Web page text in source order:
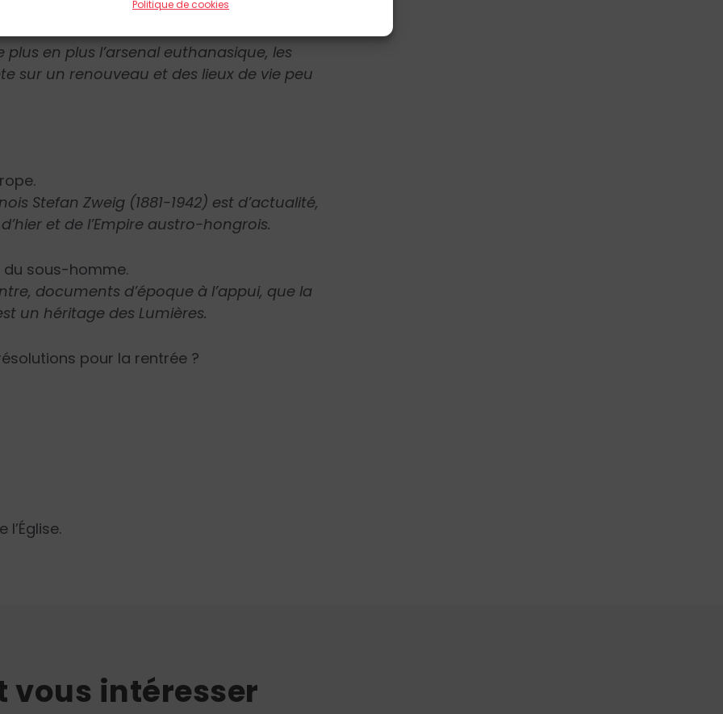
Politique de cookies
en plus l’arsenal euthanasique, les
sur un renouveau et des lieux de vie peu
Stefan Zweig (1881-1942) est d’actualité,
et de l’Empire austro-hongrois.
du sous-homme.
documents d’époque à l’appui, que la
un héritage des Lumières.
pour la rentrée ?
vous intéresser